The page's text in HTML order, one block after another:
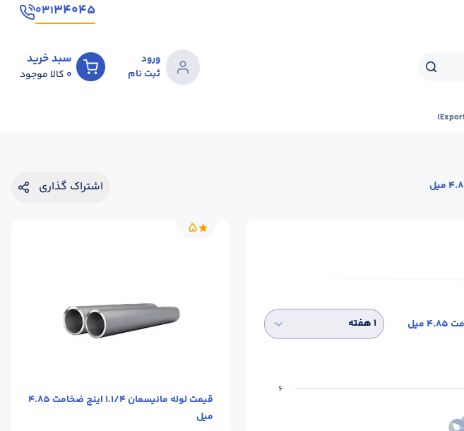
۳۴۰۴۵۰۳۱
ورود
ثبت نام
سبد خرید
0 کالا موجود
اشتراک گذاری
۱ هفته
6
5
قیمت
لوله مانیسمان 1.1/4 اینچ ضخامت 4.85
میل